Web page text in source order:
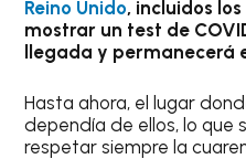
Reino Unido, incluidos
mostrar un test de
llegada y permanecerá
Hasta ahora, el lugar
dependía de ellos, lo que
respetar siempre la